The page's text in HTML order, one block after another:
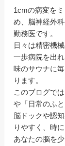
1cmの病変を
め、脳神経外
勤務医です。
日々は精密機
一歩病院を出
味のサウナに
ります。
このブログで
や「日常のふ
脳ドックや認
りやすく、時
あなたの脳を